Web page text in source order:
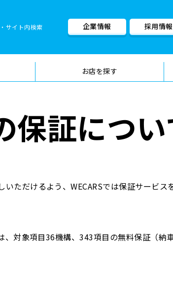
サイト内検索 企業情報 採用情報
お店を探す
車検料金・メニュー
保証につ
ただけるよう、WECARSでは保証サービス
、対象項目36機構、343項目の無料保証（